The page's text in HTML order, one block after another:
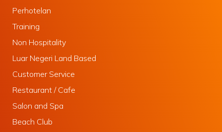
Perhotelan
Training
Non Hospitality
Luar Negeri Land Based
Customer Service
Restaurant / Cafe
Salon and Spa
Beach Club